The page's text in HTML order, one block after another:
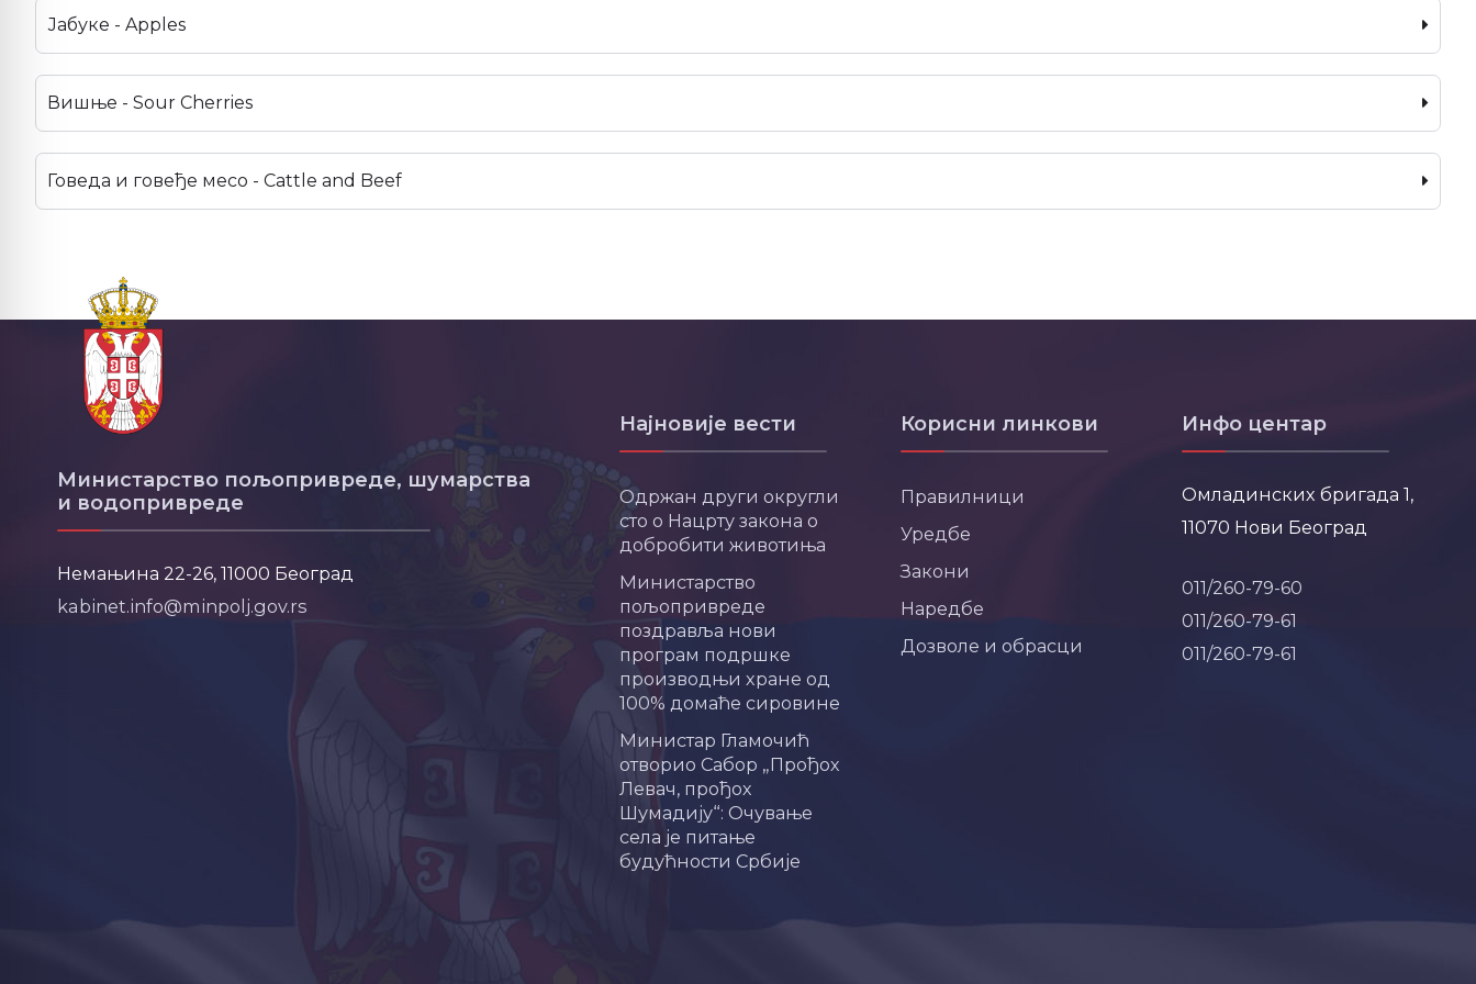
Јабуке - Apples
Вишње - Sour Cherries
Говеда и говеђе месо - Cattle and Beef
Министарство пољопривреде, шумарства
и водопривреде
Немањина 22-26, 11000 Београд
kabinet.info@minpolj.gov.rs
Најновије вести
Одржан други округли
сто о Нацрту закона о
добробити животиња
Министарство
пољопривреде
поздравља нови
програм подршке
производњи хране од
100% домаће сировине
Министар Гламочић
отворио Сабор „Прођох
Левач, прођох
Шумадију“: Очување
села је питање
будућности Србије
Корисни линкови
Правилници
Уредбе
Закони
Наредбе
Дозволе и обрасци
Инфо центар
Омладинских бригада 1,
11070 Нови Београд
011/260-79-60
011/260-79-61
011/260-79-61